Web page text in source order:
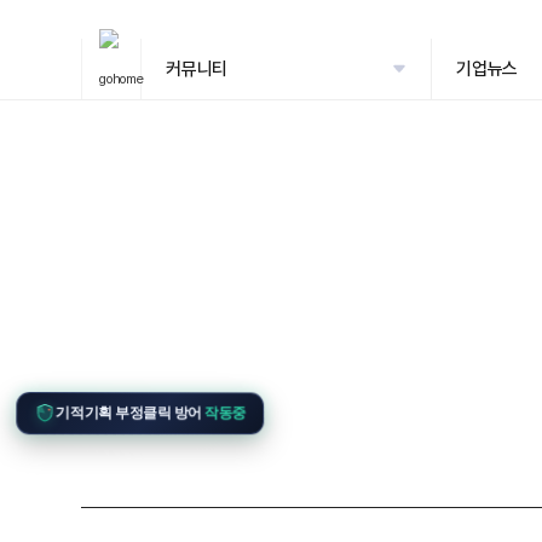
커뮤니티 기업뉴스
기적기획 부정클릭 방어 작동중